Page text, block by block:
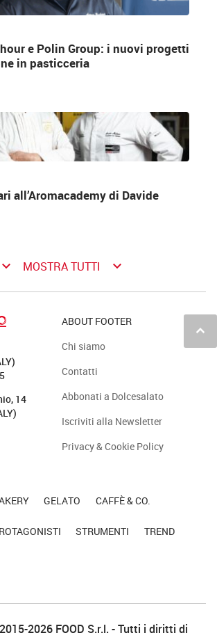
e Polin Group: i nuovi progetti
in pasticceria
all’Aromacademy di Davide
keyboard_arrow_down MOSTRA TUTTI keyboard_arrow_down
keyboard_arrow_up
14
ABOUT FOOTER
Chi siamo
Contatti
Abbonati a Dolcesalato
Iscriviti alla Newsletter
Privacy & Cookie Policy
GELATO CAFFÈ & CO.
STRUMENTI TREND
2026 FOOD S.r.l. - Tutti i diritti di